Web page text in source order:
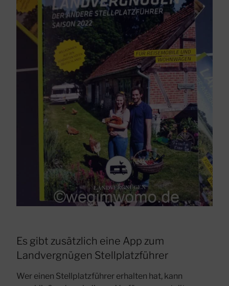
Es gibt zusätzlich eine App zum
Landvergnügen Stellplatzführer
Wer einen Stellplatzführer erhalten hat, kann